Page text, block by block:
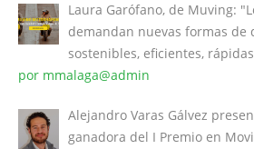
Laura Garófano, de Muving:
demandan nuevas formas de
sostenibles, eficientes,
por mmalaga@admin
Alejandro Varas Gálvez
ganadora del I Premio en